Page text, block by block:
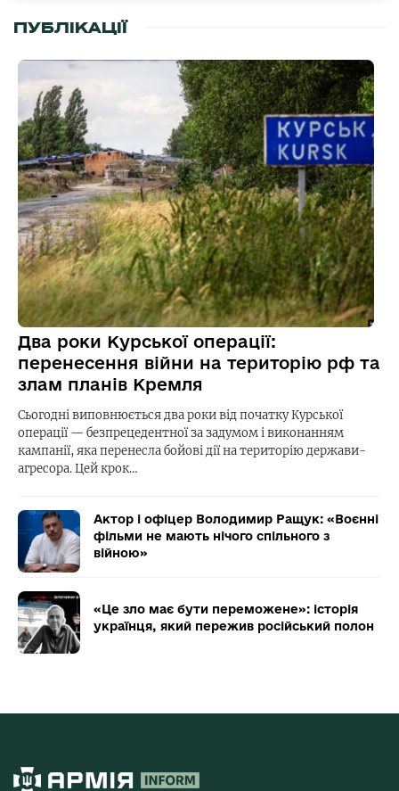
ПУБЛІКАЦІЇ
Два роки Курської операції:
перенесення війни на територію рф та
злам планів Кремля
Сьогодні виповнюється два роки від початку Курської
операції — безпрецедентної за задумом і виконанням
кампанії, яка перенесла бойові дії на територію держави-
агресора. Цей крок…
Актор і офіцер Володимир Ращук: «Воєнні
фільми не мають нічого спільного з
війною»
«Це зло має бути переможене»: історія
українця, який пережив російський полон